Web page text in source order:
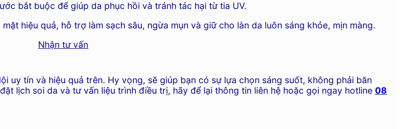
bắt buộc để giúp da phục hồi và tránh tác hại từ tia UV.
hiệu quả, hỗ trợ làm sạch sâu, ngừa mụn và giữ cho làn da luôn sáng khỏe, mịn màng.
Nhận tư vấn
uy tín và hiệu quả trên. Hy vọng, sẽ giúp bạn có sự lựa chọn sáng suốt, không phải băn
lịch soi da và tư vấn liệu trình điều trị, hãy để lại thông tin liên hệ hoặc gọi ngay hotline 08